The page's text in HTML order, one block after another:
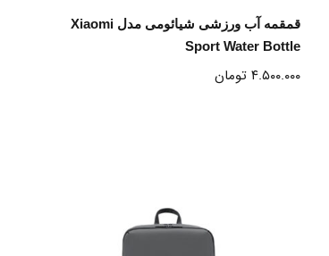
انتخاب گزینه ها
قمقمه آب ورزشی شیائومی مدل Xiaomi
Sport Water Bottle
۴.۵۰۰.۰۰۰ تومان